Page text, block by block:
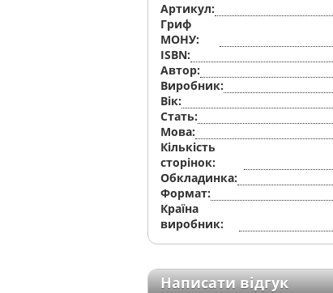
Артикул:
Гриф
МОНУ:
ISBN:
Автор:
Виробник:
Вік:
Стать:
Мова:
Кількість
сторінок:
Обкладинка:
Формат:
Країна
виробник:
Написати відгук